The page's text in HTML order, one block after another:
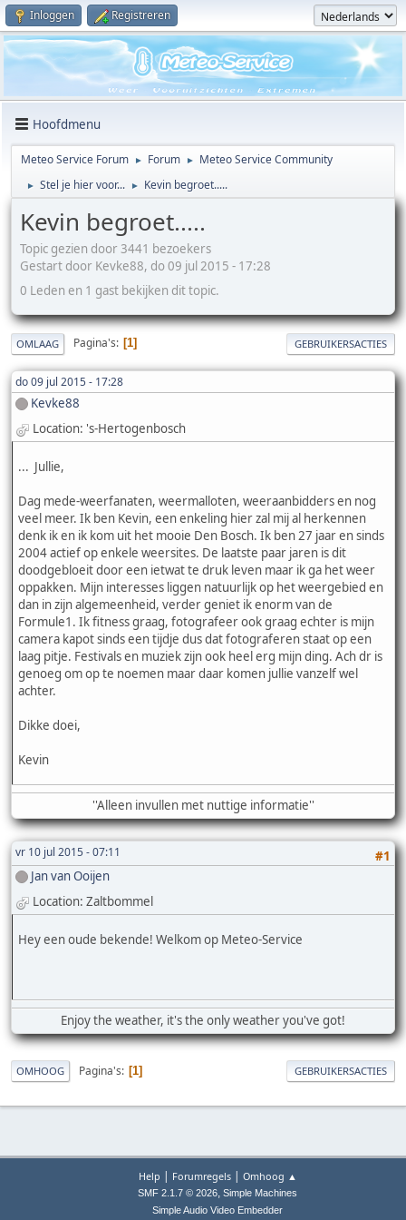
Inloggen Registreren
Hoofdmenu
Meteo Service Forum ► Forum ► Meteo Service Community
► Stel je hier voor... ► Kevin begroet.....
Kevin begroet.....
Topic gezien door 3441 bezoekers
Gestart door Kevke88, do 09 jul 2015 - 17:28
0 Leden en 1 gast bekijken dit topic.
OMLAAG Pagina's 1 GEBRUIKERSACTIES
do 09 jul 2015 - 17:28
Kevke88
Location: 's-Hertogenbosch
... Jullie,
Dag mede-weerfanaten, weermalloten, weeraanbidders en nog
veel meer. Ik ben Kevin, een enkeling hier zal mij al herkennen
denk ik en ik kom uit het mooie Den Bosch. Ik ben 27 jaar en sinds
2004 actief op enkele weersites. De laatste paar jaren is dit
doodgebloeit door een ietwat te druk leven maar ik ga het weer
oppakken. Mijn interesses liggen natuurlijk op het weergebied en
dan in zijn algemeenheid, verder geniet ik enorm van de
Formule1. Ik fitness graag, fotografeer ook graag echter is mijn
camera kapot sinds een tijdje dus dat fotograferen staat op een
laag pitje. Festivals en muziek zijn ook heel erg mijn ding. Ach dr is
genoeg om op te noemen maar daar komen jullie vanzelf wel
achter.
Dikke doei,
Kevin
''Alleen invullen met nuttige informatie''
vr 10 jul 2015 - 07:11
#1
Jan van Ooijen
Location: Zaltbommel
Hey een oude bekende! Welkom op Meteo-Service
Enjoy the weather, it's the only weather you've got!
OMHOOG Pagina's 1 GEBRUIKERSACTIES
Help | Forumregels| Omhoog ▲
SMF 2.1.7 © 2026, Simple Machines
Simple Audio Video Embedder